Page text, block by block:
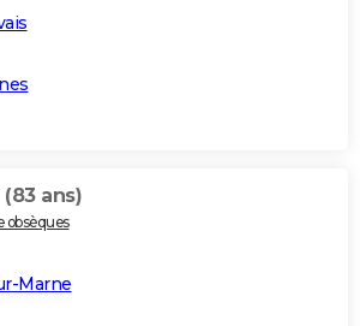
(83 ans)
obsèques
Marne